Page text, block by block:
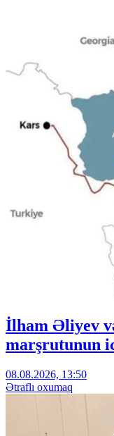
İlham Əliyev
marşrutunun
08.08.2026, 13:50
Ətraflı oxumaq